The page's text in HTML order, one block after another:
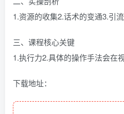
1.资源的收集2.话术的变通3.引
三、课程核心关键
1.执行力2.具体的操作手法会在
下载地址：